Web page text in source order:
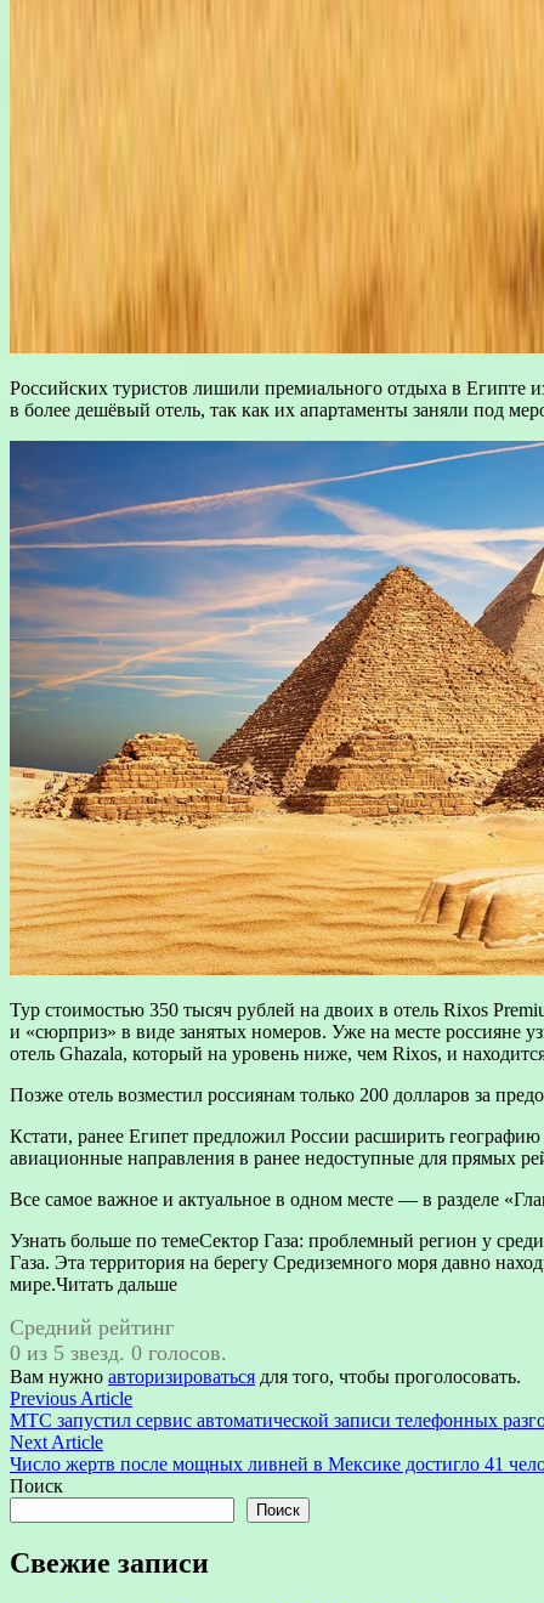
Российских туристов лишили премиального отдыха в Египте
в более дешёвый отель, так как их апартаменты заняли под
Тур стоимостью 350 тысяч рублей на двоих в отель Rixos
и «сюрприз» в виде занятых номеров. Уже на месте россияне
отель Ghazala, который на уровень ниже, чем Rixos, и
Позже отель возместил россиянам только 200 долларов за
Кстати, ранее Египет предложил России расширить
авиационные направления в ранее недоступные для прямых
Все самое важное и актуальное в одном месте — в разделе
Узнать больше по темеСектор Газа: проблемный регион у
Газа. Эта территория на берегу Средиземного моря давно
мире.Читать дальше
Средний рейтинг
0 из 5 звезд. 0 голосов.
Вам нужно авторизироваться для того, чтобы проголосовать.
Навигация
по
записям
Previous ArticlePrevious
article:
МТС запустил сервис автоматической записи телефонных
Next ArticleNext
article:
Число жертв после мощных ливней в Мексике достигло 41
Поиск
Поиск
Свежие записи